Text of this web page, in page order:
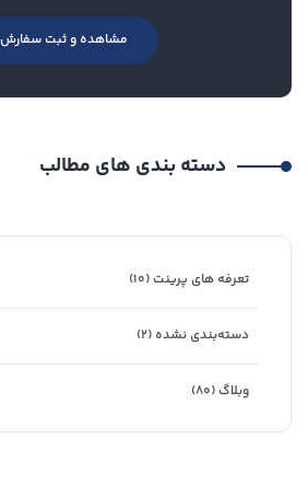
مشاهده و ثبت سفارش
دسته بندی های مطالب
تعرفه های پرینت (۱۰)
دسته‌بندی نشده (۲)
وبلاگ (۸۰)